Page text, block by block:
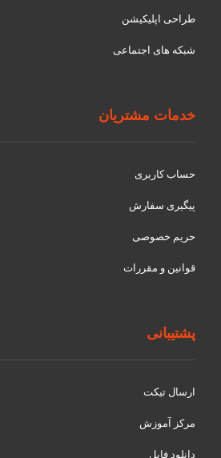
طراحی اپلیکیشن
شبکه های اجتماعی
خدمات مشتریان
حساب کاربری
پیگیری سفارش
حریم خصوصی
قوانین و مقررات
پشتیبانی
ارسال تیکت
مرکز آموزش
دانلود فایل